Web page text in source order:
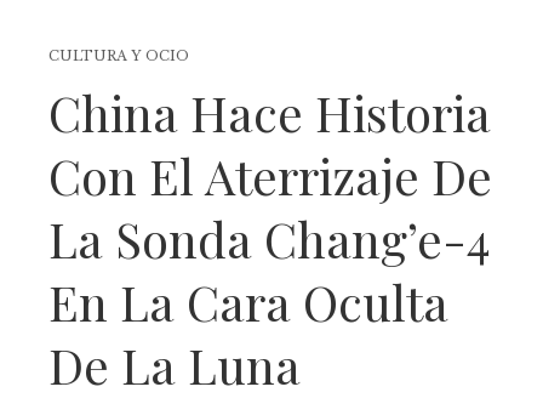
CULTURA Y OCIO
China Hace Historia
Con El Aterrizaje De
La Sonda Chang’e-4
En La Cara Oculta
De La Luna